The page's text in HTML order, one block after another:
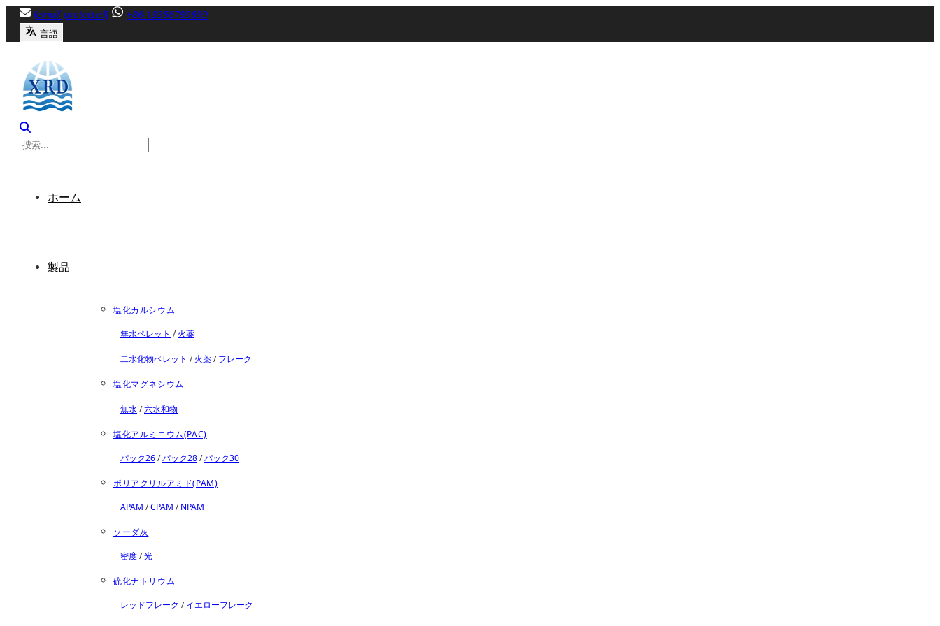
へ
[email protected] +86-13356799699
言語
ホーム
製品
塩化カルシウム
無水ペレット /火薬
二水化物ペレット /火薬/フレーク
塩化マグネシウム
無水/六水和物
塩化アルミニウム(PAC)
パック26/パック28/パック30
ポリアクリルアミド(PAM)
APAM /CPAM /NPAM
ソーダ灰
密度/光
硫化ナトリウム
レッドフレーク /イエローフレーク